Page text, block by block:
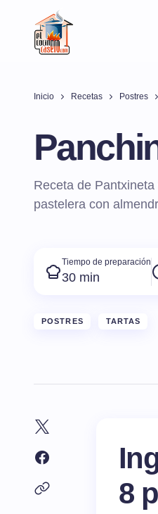
Inicio Recetas Postres
Receta de
pastelera con
Tiempo de preparación
30 min
POSTRES TARTAS
8